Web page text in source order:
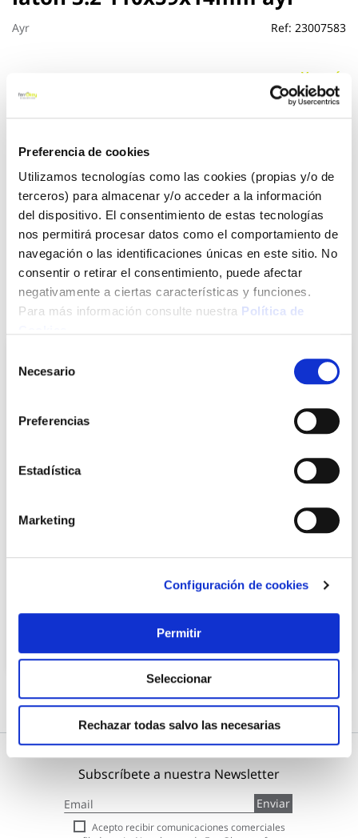
Preferencia de cookies
Utilizamos tecnologías como las cookies (propias y/o de
terceros) para almacenar y/o acceder a la información
del dispositivo. El consentimiento de estas tecnologías
nos permitirá procesar datos como el comportamiento de
navegación o las identificaciones únicas en este sitio. No
consentir o retirar el consentimiento, puede afectar
negativamente a ciertas características y funciones.
Para más información consulte nuestra Política de
Necesario
Preferencias
Estadística
Marketing
Configuración de cookies
Permitir
Seleccionar
Rechazar todas salvo las necesarias
Ayr Ref: 23007583
Ver más
37,00 €
Agotado
Introduce tu e-mail y te avisaremos si el artículo vuelve a
estar disponible.
Avisarme
de
la
galería
También te puede interesar
68,95 €
Añadir al carrito
Subscríbete a nuestra Newsletter
a
nuestro
boletín
Enviar
Acepto recibir comunicaciones comerciales